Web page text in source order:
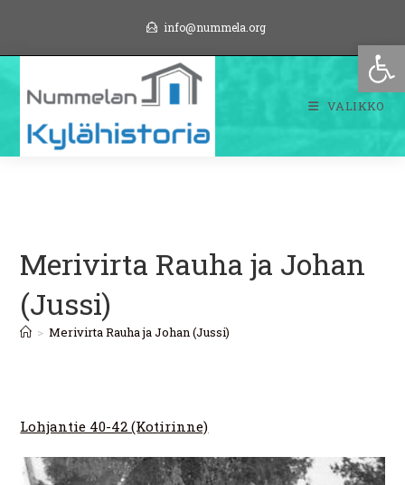
sisältöön
info@nummela.org
VALIKKO
Merivirta Rauha ja Johan
(Jussi)
> Merivirta Rauha ja Johan (Jussi)
Lohjantie 40-42 (Kotirinne)